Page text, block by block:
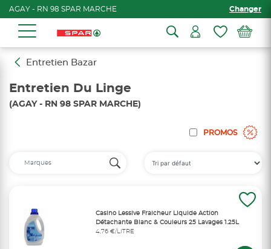
AGAY - RN 98 SPAR MARCHE Changer
Entretien Bazar
Entretien Du Linge
(AGAY - RN 98 SPAR MARCHE)
PROMOS
Casino Lessive Fraicheur Liquide Action
Détachante Blanc & Couleurs 25 Lavages 1.25L
4,76 €/LITRE